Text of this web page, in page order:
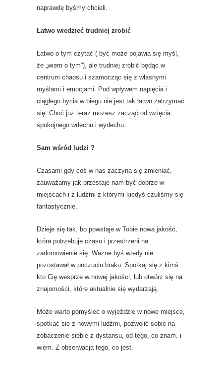
naprawdę byśmy chcieli.
Łatwo wiedzieć trudniej zrobić
Łatwo o tym czytać ( być może pojawia się myśl,
że „wiem o tym”), ale trudniej zrobić będąc w
centrum chaosu i szamocząc się z własnymi
myślami i emocjami. Pod wpływem napięcia i
ciągłego bycia w biegu nie jest tak łatwo zatrzymać
się. Choć już teraz możesz zacząć od wzięcia
spokojnego wdechu i wydechu.
Sam wśród ludzi ?
Czasami gdy coś w nas zaczyna się zmieniać,
zauważamy jak przestaje nam być dobrze w
miejscach i z ludźmi z którymi kiedyś czuliśmy się
fantastycznie.
Dzieje się tak, bo powstaje w Tobie nowa jakość,
która potrzebuje czasu i przestrzeni na
zadomowienie się. Ważne byś wtedy nie
pozostawał w poczuciu braku. Spotkaj się z kimś
kto Cię wesprze w nowej jakości, lub otwórz się na
znajomości, które aktualnie się wydarzają.
Może warto pomyśleć o wyjeździe w nowe miejsce,
spotkać się z nowymi ludźmi, pozwolić sobie na
zobaczenie siebie z dystansu, od tego, co znam. i
wiem. Z obserwacją tego, co jest.